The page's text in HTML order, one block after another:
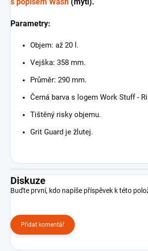
Parametry:
Objem: až 20 l.
Vejška: 358 mm.
Průměr: 290 mm.
Černá barva s logem Work Stuff -
Tištěný risky objemu.
Grit Guard je žlutej.
Diskuze
Buďte první, kdo napíše příspěvek k této
Přidat komentář